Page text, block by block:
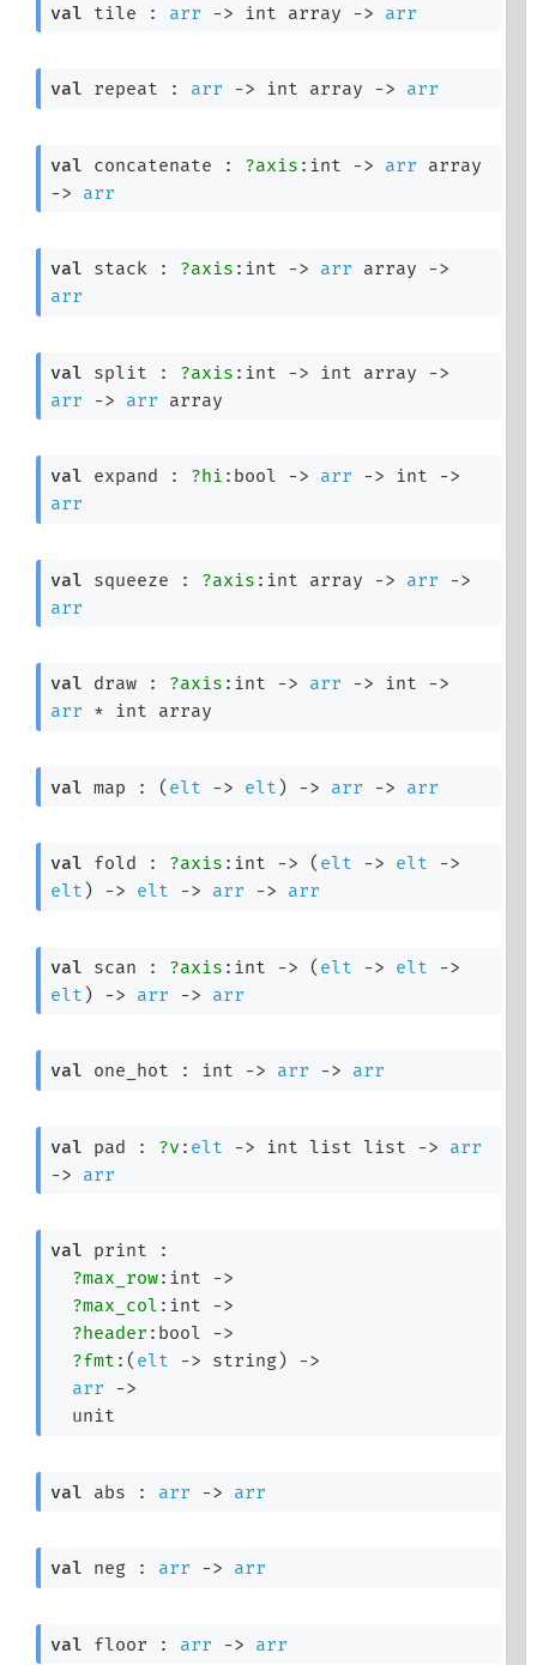
val tile : arr -> int array -> arr
val repeat : arr -> int array -> arr
val concatenate : ?axis :int -> arr array
->
arr
val stack : ?axis :int -> arr array
->
arr
val split : ?axis :int -> int array
->
arr
-> arr array
val expand : ?hi :bool -> arr -> int ->
arr
val squeeze : ?axis : int array -> arr
->
arr
val draw : ?axis :int -> arr -> int ->
arr * int array
val map : ( elt -> elt ) -> arr -> arr
val fold : ?axis :int -> ( elt -> elt
->
elt ) -> elt -> arr -> arr
val scan : ?axis :int -> ( elt -> elt
->
elt ) -> arr -> arr
val one_hot : int -> arr -> arr
val pad : ?v : elt -> int list list ->
arr
->
arr
val print :
?max_row:int ->
?max_col :int ->
?header :bool ->
?fmt : ( elt -> string)
->
arr
->
  unit
val abs : arr -> arr
val neg : arr -> arr
val floor : arr -> arr